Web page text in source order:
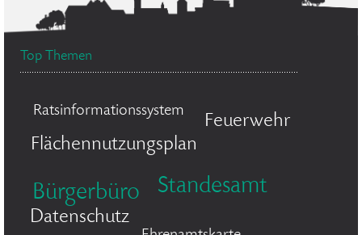
Top Themen
Ratsinformationssystem
Feuerwehr
Flächennutzungsplan
Bürgerbüro Standesamt
Datenschutz